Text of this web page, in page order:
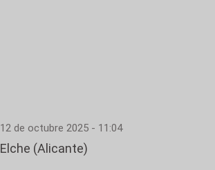
12 de octubre 2025 - 11:04
Elche (Alicante)